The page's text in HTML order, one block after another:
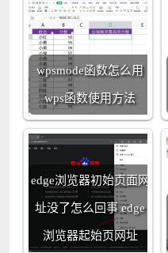
wpsmode函数怎么用
wps函数使用方法
edge浏览器初始页面网
址没了怎么回事 edge
浏览器起始页网址